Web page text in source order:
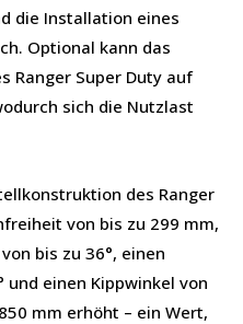
die Installation eines
Optional kann das
Ranger Super Duty auf
sich die Nutzlast
des Ranger
von bis zu 299 mm,
bis zu 36°, einen
und einen Kippwinkel von
mm erhöht – ein Wert,